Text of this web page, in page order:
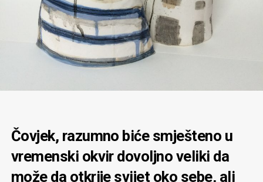
Čovjek, razumno biće smješteno u
vremenski okvir dovoljno veliki da
može da otkrije svijet oko sebe, ali